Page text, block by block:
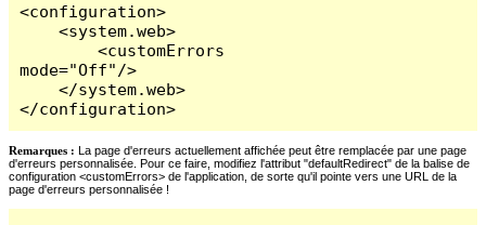
<configuration>
    <system.web>
        <customErrors
mode="Off"/>
    </system.web>
</configuration>
Remarques : La page d'erreurs actuellement affichée peut être remplacée par une page
d'erreurs personnalisée. Pour ce faire, modifiez l'attribut "defaultRedirect" de la balise de
configuration <customErrors> de l'application, de sorte qu'il pointe vers une URL de la
page d'erreurs personnalisée !